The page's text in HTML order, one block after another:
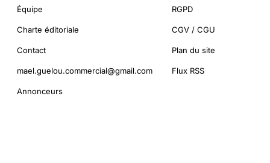
Équipe
Charte éditoriale
Contact
mael.guelou.commercial@gmail.com
Annonceurs
RGPD
CGV / CGU
Plan du site
Flux RSS